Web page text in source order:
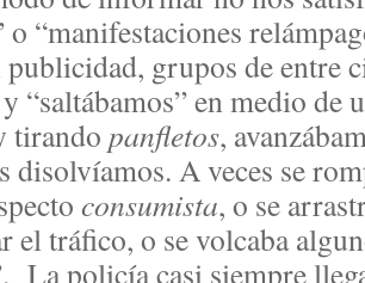
o “manifestaciones
publicidad, grupos de entre
“saltábamos” en medio de
tirando panfletos,
disolvíamos. A veces se
consumista, o se
el tráfico, o se volcaba
La policía casi siempre